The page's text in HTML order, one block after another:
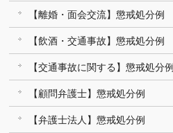
【離婚・面会交流】懲戒処分例
【飲酒・交通事故】懲戒処分例
【交通事故に関する】懲戒処分例
【顧問弁護士】懲戒処分例
【弁護士法人】懲戒処分例